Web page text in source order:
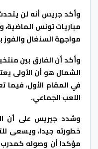
وأكد جريس أنه لن
مباريات تونس
مواجهة السنغال والفوز
وأكد أن الفارق بين
الشمال هو أن الأولى
في المقام الأول، فيما
اللعب الجماعي.
وشدد جيريس على أن
خطورته جيدا، ويسعى
مؤكدا أن وصوله